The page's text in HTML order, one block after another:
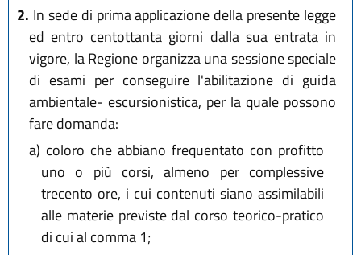
2. In sede di prima applicazione della presente legge
ed entro centottanta giorni dalla sua entrata in
vigore, la Regione organizza una sessione speciale
di esami per conseguire l'abilitazione di guida
ambientale- escursionistica, per la quale possono
fare domanda:
a) coloro che abbiano frequentato con profitto
uno o più corsi, almeno per complessive
trecento ore, i cui contenuti siano assimilabili
alle materie previste dal corso teorico-pratico
di cui al comma 1;